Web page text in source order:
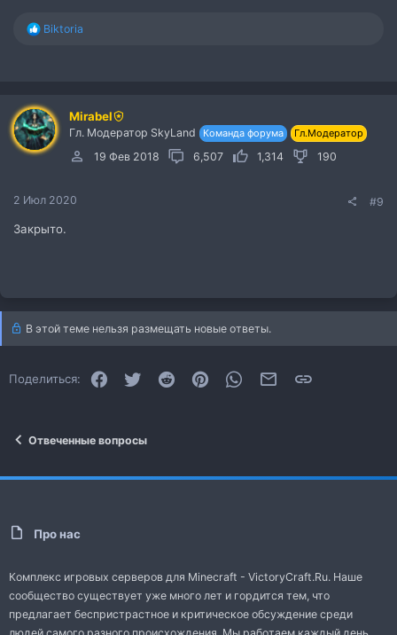
Р
и
и
:
Biktoria
Mirabel
Гл. Модератор SkyLand Команда форума Гл.Модератор
19 Фев 2018 6,507 1,314 190
2 Июл 2020 #9
Закрыто.
В этой теме нельзя размещать новые ответы.
Поделиться: FacebookTwitter Reddit PinterestWhatsAppЭлектронная почта
Отвеченные вопросы
Про нас
Комплекс игровых серверов для Minecraft - VictoryCraft.Ru. Наше
сообщество существует уже много лет и гордится тем, что
предлагает беспристрастное и критическое обсуждение среди